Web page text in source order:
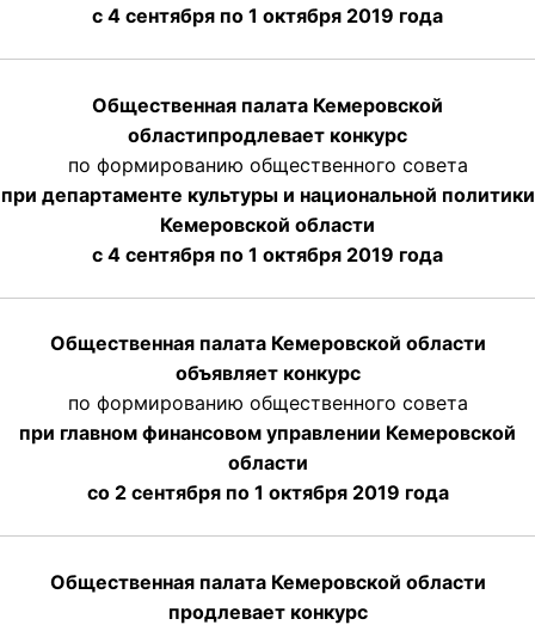
с 4 сентября по 1 октября 2019 года
Общественная палата Кемеровской
областипродлевает конкурс
по формированию общественного совета
при департаменте культуры и национальной политики
Кемеровской области
с 4 сентября по 1 октября 2019 года
Общественная палата Кемеровской области
объявляет конкурс
по формированию общественного совета
при главном финансовом управлении Кемеровской
области
со 2 сентября по 1 октября 2019 года
Общественная палата Кемеровской области
продлевает конкурс